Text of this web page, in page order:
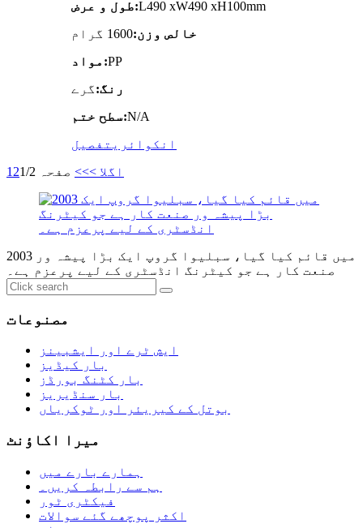
طول و عرض:L490 xW490 xH100mm
خالص وزن:1600 گرام
مواد:PP
رنگ:گرے
سطح ختم:N/A
انکوائری تفصیل
1 2 اگلا >>> صفحہ 1/2
2003 میں قائم کیا گیا، سبلیوا گروپ ایک بڑا پیشہ ور
صنعت کار ہے جو کیٹرنگ انڈسٹری کے لیے پرعزم ہے۔
مصنوعات
ایش ٹرے اور ایشبینز
بار کیڈیز
بار کٹنگ بورڈز
بار سنڈیریز
بوتل کے کیریئر اور ٹوکریاں
میرا اکاؤنٹ
ہمارے بارے میں
ہم سے رابطہ کریں۔
فیکٹری ٹور
اکثر پوچھے گئے سوالات